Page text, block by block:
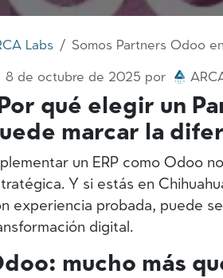
Labs
Somos Partners Odoo
8 de octubre de 2025 por
qué elegir un
marcar la
un ERP como Odoo
Y si estás en
experiencia probada, puede
digital.
mucho más